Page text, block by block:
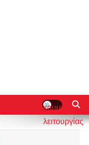
κουμπί
λειτουργίας